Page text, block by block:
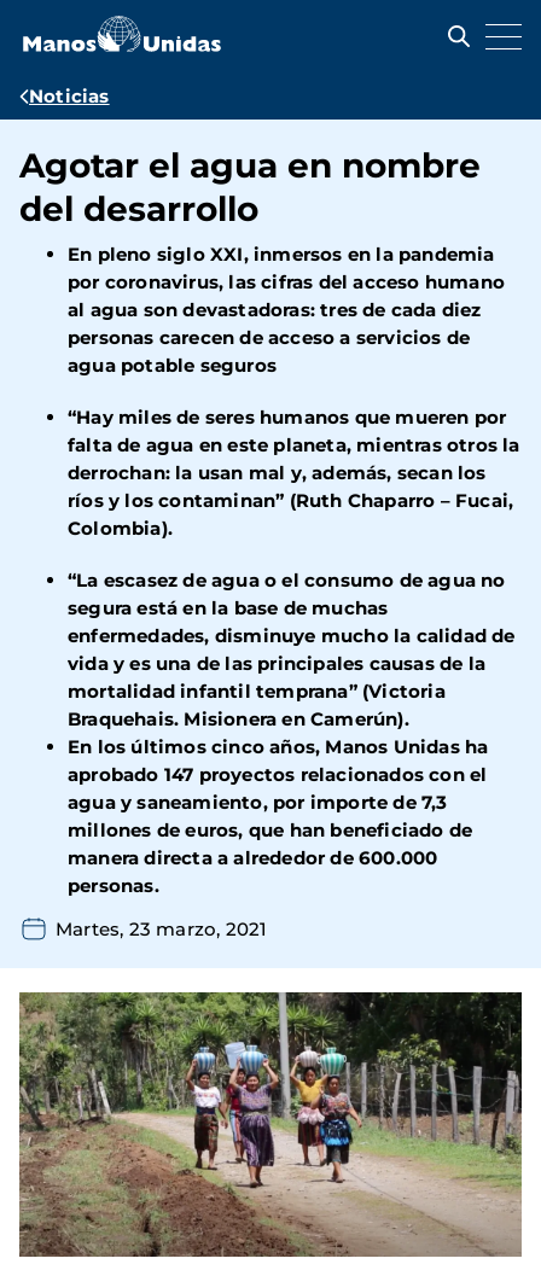
contenido
Ruta
navegación
Noticias
Agotar el agua en nombre
del desarrollo
En pleno siglo XXI, inmersos en la pandemia
por coronavirus, las cifras del acceso humano
al agua son devastadoras: tres de cada diez
personas carecen de acceso a servicios de
agua potable seguros
“Hay miles de seres humanos que mueren por
falta de agua en este planeta, mientras otros la
derrochan: la usan mal y, además, secan los
ríos y los contaminan” (Ruth Chaparro – Fucai,
Colombia).
“La escasez de agua o el consumo de agua no
segura está en la base de muchas
enfermedades, disminuye mucho la calidad de
vida y es una de las principales causas de la
mortalidad infantil temprana” (Victoria
Braquehais. Misionera en Camerún).
En los últimos cinco años, Manos Unidas ha
aprobado 147 proyectos relacionados con el
agua y saneamiento, por importe de 7,3
millones de euros, que han beneficiado de
manera directa a alrededor de 600.000
personas.
Martes, 23 marzo, 2021